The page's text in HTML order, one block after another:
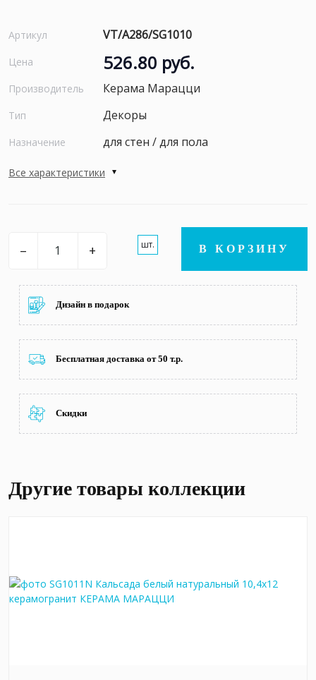
Артикул VT/A286/SG1010
Цена 526.80 руб.
Производитель Керама Марацци
Тип Декоры
Назначение для стен / для пола
Все характеристики
– + шт. В КОРЗИНУ
Дизайн в подарок
Бесплатная доставка от 50 т.р.
Скидки
Другие товары коллекции